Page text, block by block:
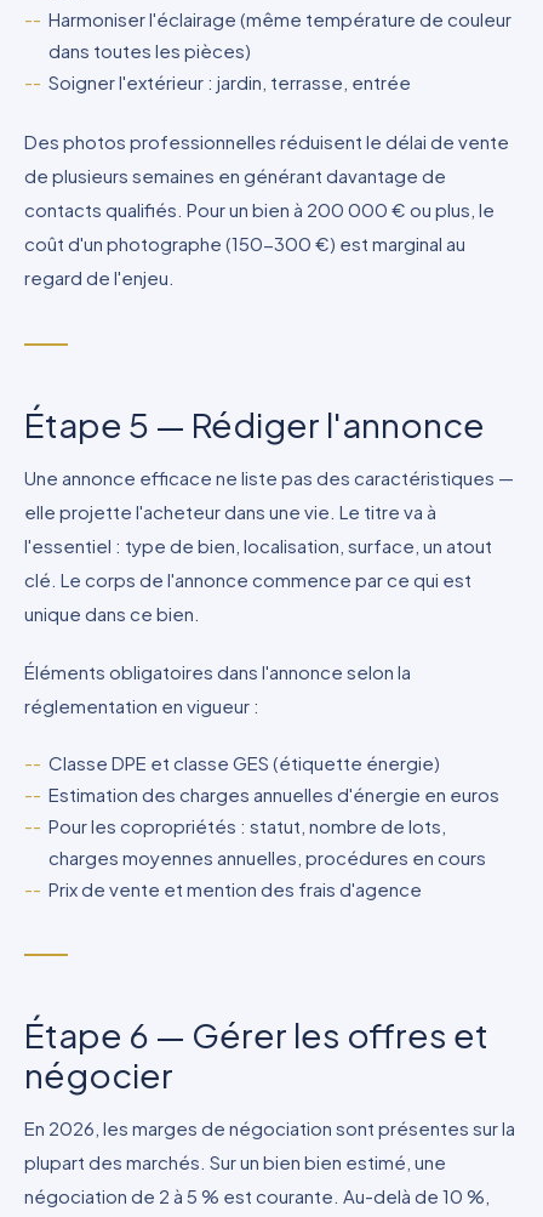
Harmoniser l'éclairage (même température de couleur
dans toutes les pièces)
Soigner l'extérieur : jardin, terrasse, entrée
Des photos professionnelles réduisent le délai de vente
de plusieurs semaines en générant davantage de
contacts qualifiés. Pour un bien à 200 000 € ou plus, le
coût d'un photographe (150-300 €) est marginal au
regard de l'enjeu.
Étape 5 — Rédiger l'annonce
Une annonce efficace ne liste pas des caractéristiques —
elle projette l'acheteur dans une vie. Le titre va à
l'essentiel : type de bien, localisation, surface, un atout
clé. Le corps de l'annonce commence par ce qui est
unique dans ce bien.
Éléments obligatoires dans l'annonce selon la
réglementation en vigueur :
Classe DPE et classe GES (étiquette énergie)
Estimation des charges annuelles d'énergie en euros
Pour les copropriétés : statut, nombre de lots,
charges moyennes annuelles, procédures en cours
Prix de vente et mention des frais d'agence
Étape 6 — Gérer les offres et
négocier
En 2026, les marges de négociation sont présentes sur la
plupart des marchés. Sur un bien bien estimé, une
négociation de 2 à 5 % est courante. Au-delà de 10 %,